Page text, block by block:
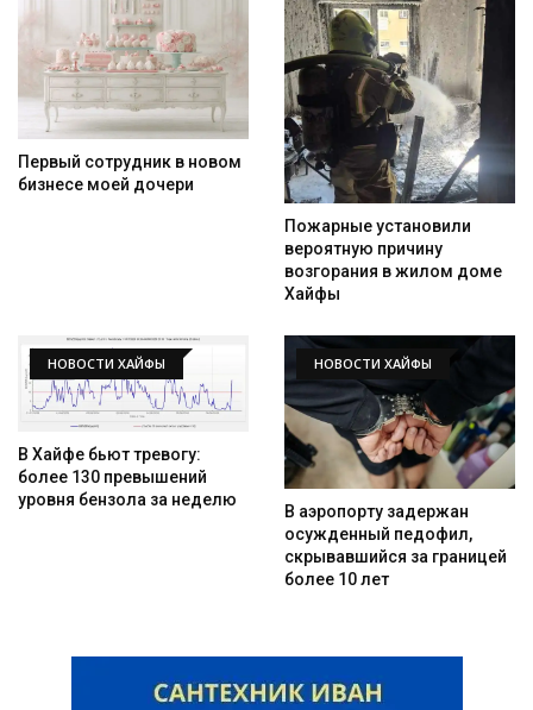
Первый сотрудник в новом
бизнесе моей дочери
Пожарные установили
вероятную причину
возгорания в жилом доме
Хайфы
НОВОСТИ ХАЙФЫ
В Хайфе бьют тревогу:
более 130 превышений
уровня бензола за неделю
НОВОСТИ ХАЙФЫ
В аэропорту задержан
осужденный педофил,
скрывавшийся за границей
более 10 лет